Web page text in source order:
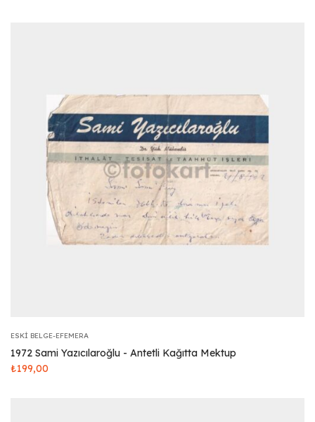
ESKI BELGE-EFEMERA
1972 Sami Yazıcılaroğlu - Antetli Kağıtta Mektup
₺199,00